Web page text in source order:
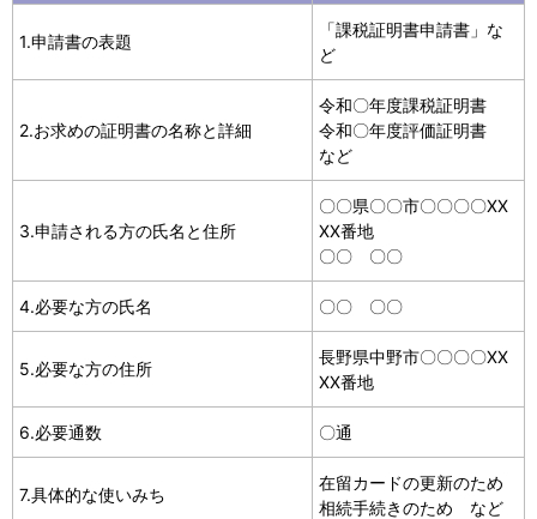
1.申請書の表題
「課税証明書申請書」な
ど
2.お求めの証明書の名称と詳細
令和〇年度課税証明書
令和〇年度評価証明書
など
3.申請される方の氏名と住所
〇〇県〇〇市〇〇〇〇XX
XX番地
〇〇 〇〇
4.必要な方の氏名 〇〇 〇〇
5.必要な方の住所
長野県中野市〇〇〇〇XX
XX番地
6.必要通数 〇通
7.具体的な使いみち
在留カードの更新のため
相続手続きのため など